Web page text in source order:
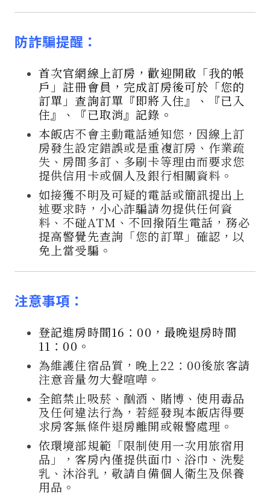
防詐騙提醒：
首次官網線上訂房，歡迎開啟「我的帳
戶」註冊會員，完成訂房後可於「您的
訂單」查詢訂單『即將入住』、『已入
住』、『已取消』記錄。
本飯店不會主動電話通知您，因線上訂
房發生設定錯誤或是重複訂房、作業疏
失、房間多訂、多刷卡等理由而要求您
提供信用卡或個人及銀行相關資料。
如接獲不明及可疑的電話或簡訊提出上
述要求時，小心詐騙請勿提供任何資
料、不碰ATM、不回撥陌生電話，務必
提高警覺先查詢「您的訂單」確認，以
免上當受騙。
注意事項：
登記進房時間16：00，最晚退房時間
11：00。
為維護住宿品質，晚上22：00後旅客請
注意音量勿大聲喧嘩。
全館禁止吸菸、酗酒、賭博、使用毒品
及任何違法行為，若經發現本飯店得要
求房客無條件退房離開或報警處理。
依環境部規範「限制使用一次用旅宿用
品」，客房內僅提供面巾、浴巾、洗髮
乳、沐浴乳，敬請自備個人衛生及保養
用品。